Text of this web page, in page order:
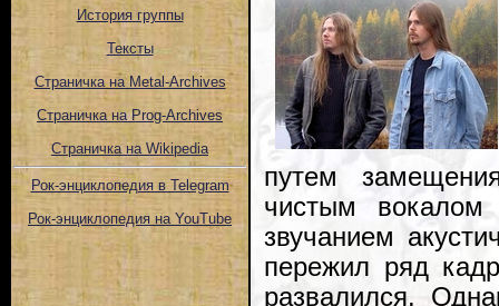
История группы
Тексты
Страничка на Metal-Archives
Страничка на Prog-Archives
Страничка на Wikipedia
Рок-энциклопедия в Telegram
Рок-энциклопедия на YouTube
путем
чистым
звучанием
пережил ряд
развалился.